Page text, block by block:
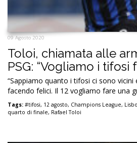
09 Agosto 2020
Toloi, chiamata alle
PSG: “Vogliamo i tifosi
“Sappiamo quanto i tifosi ci sono
facendo felici. Il 12 vogliamo fare una
Tags: #tifosi, 12 agosto, Champions League,
quarto di finale, Rafael Toloi